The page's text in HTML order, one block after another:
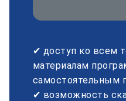
✔ доступ ко всем
материалам
самостоятельным
✔ возможность